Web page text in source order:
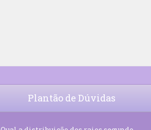
Plantão de Dúvidas